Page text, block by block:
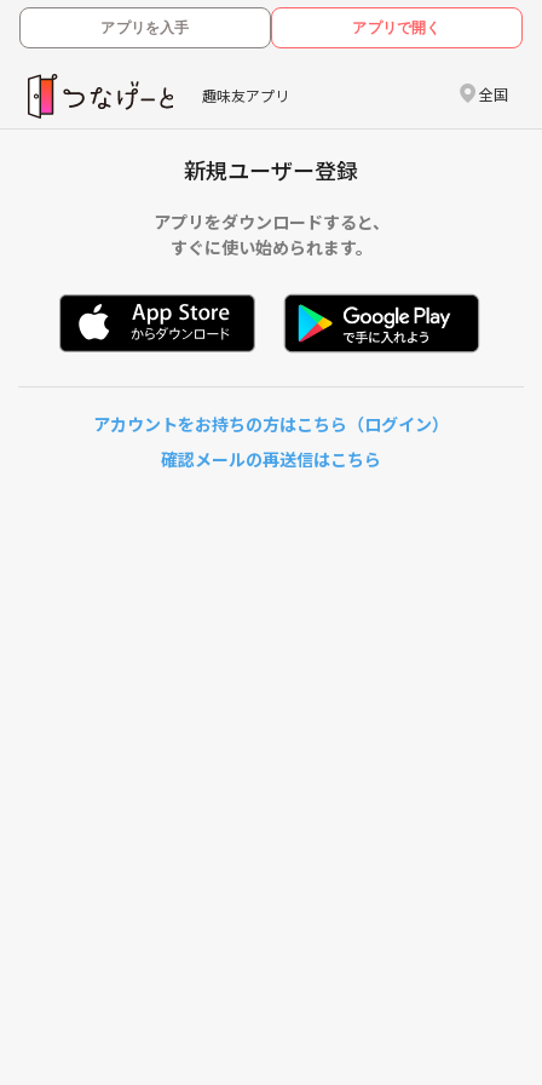
アプリを入手 アプリで開く
趣味友アプリ 全国
新規ユーザー登録
アプリをダウンロードすると、
すぐに使い始められます。
アカウントをお持ちの方はこちら（ログイン）
確認メールの再送信はこちら